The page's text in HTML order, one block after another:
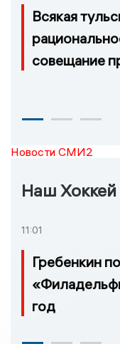
Всякая
совещание
Новости СМИ2
Наш Хоккей
11:01
Гребенкин
год